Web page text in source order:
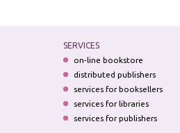
SERVICES
on-line bookstore
distributed publishers
services for booksellers
services for libraries
services for publishers